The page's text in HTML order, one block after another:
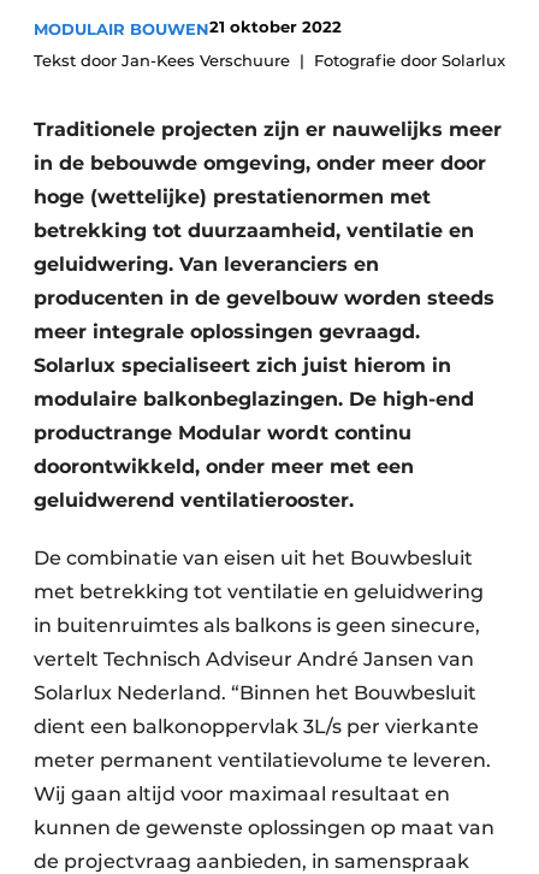
Podcasts
Privacy / Cookie statement
Vacatures
Video’s
Glas
MODULAIR BOUWEN21 oktober 2022
Tekst door Jan-Kees Verschuure
Fotografie door Solarlux
Traditionele projecten zijn er nauwelijks meer
in de bebouwde omgeving, onder meer door
hoge (wettelijke) prestatienormen met
betrekking tot duurzaamheid, ventilatie en
geluidwering. Van leveranciers en
producenten in de gevelbouw worden steeds
meer integrale oplossingen gevraagd.
Solarlux specialiseert zich juist hierom in
modulaire balkonbeglazingen. De high-end
productrange Modular wordt continu
doorontwikkeld, onder meer met een
geluidwerend ventilatierooster.
De combinatie van eisen uit het Bouwbesluit
met betrekking tot ventilatie en geluidwering
in buitenruimtes als balkons is geen sinecure,
vertelt Technisch Adviseur André Jansen van
Solarlux Nederland. “Binnen het Bouwbesluit
dient een balkonoppervlak 3L/s per vierkante
meter permanent ventilatievolume te leveren.
Wij gaan altijd voor maximaal resultaat en
kunnen de gewenste oplossingen op maat van
de projectvraag aanbieden, in samenspraak